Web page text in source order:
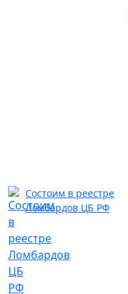
Состоим в реестре
Ломбардов ЦБ РФ